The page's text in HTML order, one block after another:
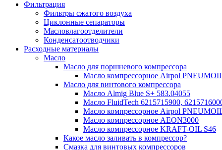
Фильтрация
Фильтры сжатого воздуха
Циклонные сепараторы
Масловлагоотделители
Конденсатоотводчики
Расходные материалы
Масло
Масло для поршневого компрессора
Масло компрессорное Airpol
Масло для винтового компрессора
Масло Almig Blue S+ 583.04055
Масло FluidTech 6215715900,
Масло компрессорное Airpol
Масло компрессорное AEON3000
Масло компрессорное KRAFT-OIL S46
Какое масло заливать в компрессор?
Смазка для винтовых компрессоров